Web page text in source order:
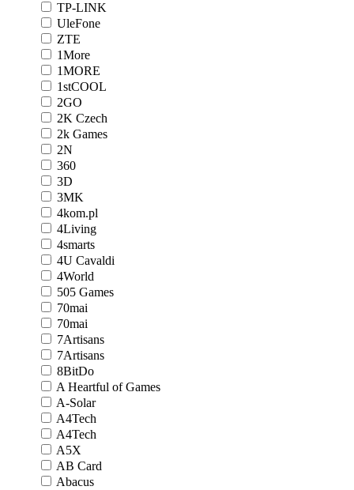
TP-LINK
UleFone
ZTE
1More
1MORE
1stCOOL
2GO
2K Czech
2k Games
2N
360
3D
3MK
4kom.pl
4Living
4smarts
4U Cavaldi
4World
505 Games
70mai
70mai
7Artisans
7Artisans
8BitDo
A Heartful of Games
A-Solar
A4Tech
A4Tech
A5X
AB Card
Abacus